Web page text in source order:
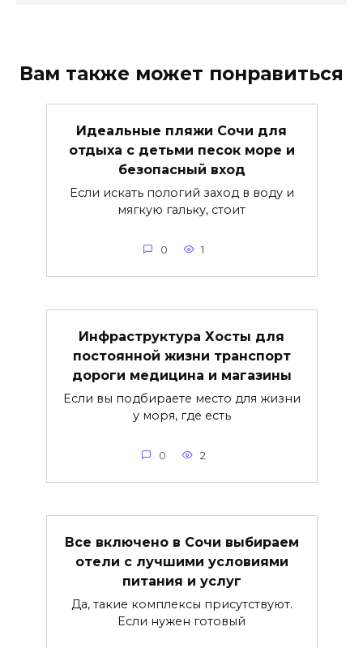
Вам также может понравиться
Идеальные пляжи Сочи для
отдыха с детьми песок море и
безопасный вход
Если искать пологий заход в воду и
мягкую гальку, стоит
0 1
Инфраструктура Хосты для
постоянной жизни транспорт
дороги медицина и магазины
Если вы подбираете место для жизни
у моря, где есть
0 2
Все включено в Сочи выбираем
отели с лучшими условиями
питания и услуг
Да, такие комплексы присутствуют.
Если нужен готовый